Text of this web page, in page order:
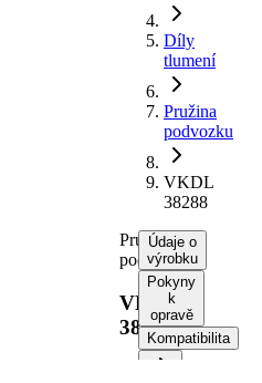
Díly
tlumení
Pružina
podvozku
VKDL
38288
Pružina
podvozku
VKDL
38288
Údaje o
výrobku
Pokyny
k
opravě
Kompatibilita